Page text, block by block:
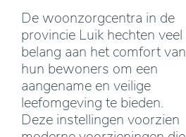
De woonzorgcentra in de
provincie Luik hechten veel
belang aan het comfort van
hun bewoners om een
aangename en veilige
leefomgeving te bieden.
Deze instellingen voorzien